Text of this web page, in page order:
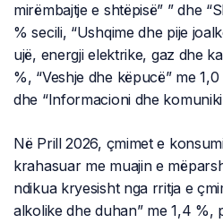
mirëmbajtje e shtëpisë” ” dhe
% secili, “Ushqime dhe pije
ujë, energji elektrike, gaz dhe
%, “Veshje dhe këpucë” me
dhe “Informacioni dhe
Në Prill 2026, çmimet e
krahasuar me muajin e
ndikua kryesisht nga rritja e
alkolike dhe duhan” me 1,4 %,